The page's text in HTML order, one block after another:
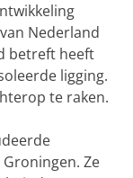
Nederland
betreft heeft
ligging.
te raken.
Ze